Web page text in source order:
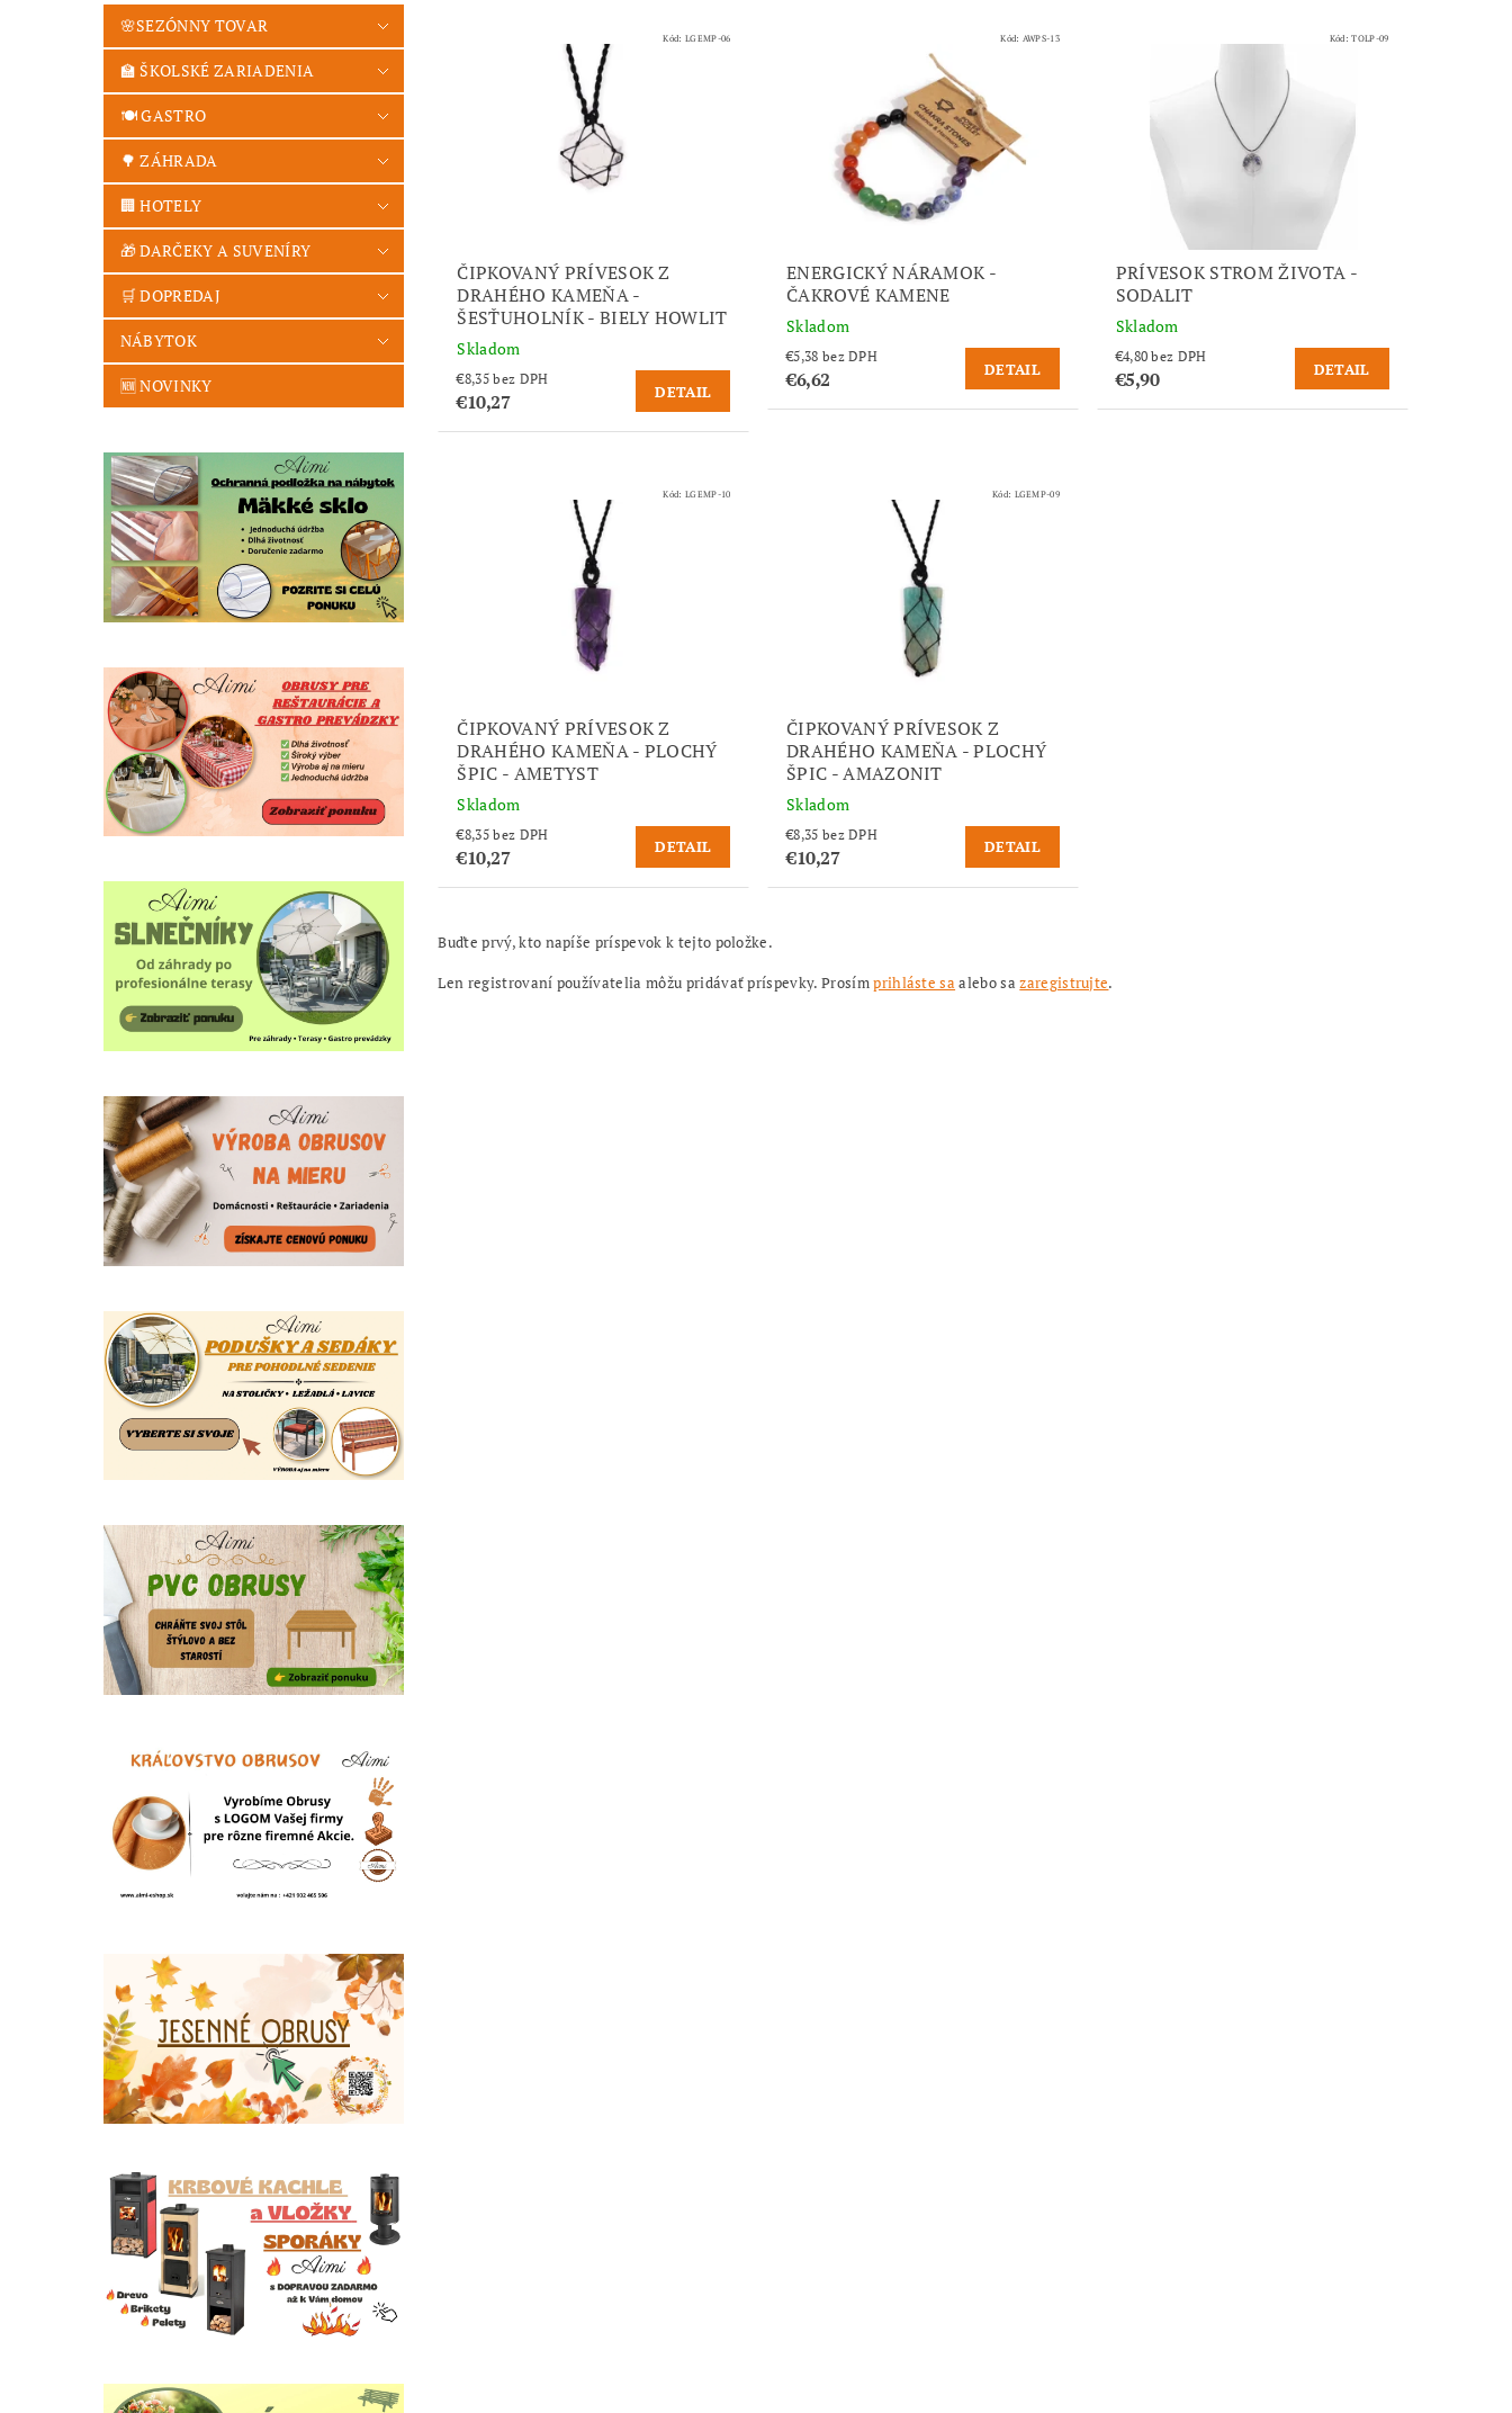
🌸SEZÓNNY TOVAR
🏫 ŠKOLSKÉ ZARIADENIA
🍽️ GASTRO
🌳 ZÁHRADA
🏢 HOTELY
🎁 DARČEKY A SUVENÍRY
🛒 DOPREDAJ
NÁBYTOK
🆕 NOVINKY
Kód: LGEMP-06
ČIPKOVANÝ PRÍVESOK Z
DRAHÉHO KAMEŇA -
ŠESŤUHOLNÍK - BIELY HOWLIT
Skladom
€8,35 bez DPH
€10,27 DETAIL
Kód: AWPS-13
ENERGICKÝ NÁRAMOK -
ČAKROVÉ KAMENE
Skladom
€5,38 bez DPH
€6,62 DETAIL
Kód:TOLP-09
PRÍVESOK STROM ŽIVOTA -
SODALIT
Skladom
€4,80 bez DPH
€5,90 DETAIL
Kód: LGEMP-10
ČIPKOVANÝ PRÍVESOK Z
DRAHÉHO KAMEŇA - PLOCHÝ
ŠPIC - AMETYST
Skladom
€8,35 bez DPH
€10,27 DETAIL
Kód: LGEMP-09
ČIPKOVANÝ PRÍVESOK Z
DRAHÉHO KAMEŇA - PLOCHÝ
ŠPIC - AMAZONIT
Skladom
€8,35 bez DPH
€10,27 DETAIL
Buďte prvý, kto napíše príspevok k tejto položke.
Len registrovaní používatelia môžu pridávať príspevky. Prosímprihláste sa alebo sazaregistrujte.